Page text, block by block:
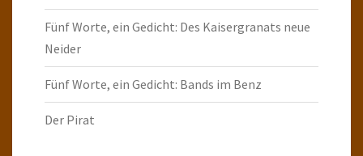
Fünf Worte, ein Gedicht: Des Kaisergranats neue
Neider
Fünf Worte, ein Gedicht: Bands im Benz
Der Pirat